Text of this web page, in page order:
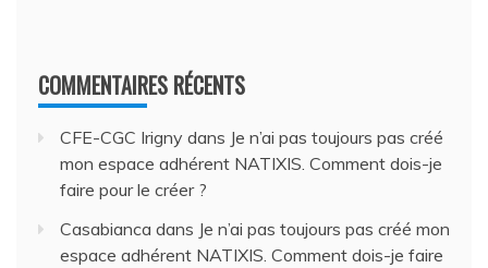
COMMENTAIRES RÉCENTS
CFE-CGC Irigny dans Je n’ai pas toujours pas créé
mon espace adhérent NATIXIS. Comment dois-je
faire pour le créer ?
Casabianca dans Je n’ai pas toujours pas créé mon
espace adhérent NATIXIS. Comment dois-je faire